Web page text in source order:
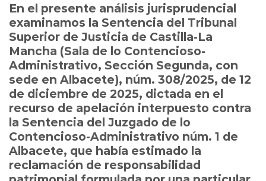
En el presente análisis jurisprudencial
examinamos la Sentencia del Tribunal
Superior de Justicia de Castilla-La
Mancha (Sala de lo Contencioso-
Administrativo, Sección Segunda, con
sede en Albacete), núm. 308/2025, de 12
de diciembre de 2025, dictada en el
recurso de apelación interpuesto contra
la Sentencia del Juzgado de lo
Contencioso-Administrativo núm. 1 de
Albacete, que había estimado la
reclamación de responsabilidad